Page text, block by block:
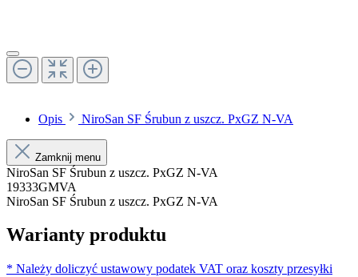
Opis NiroSan SF Śrubun z uszcz. PxGZ N-VA
Zamknij menu
NiroSan SF Śrubun z uszcz. PxGZ N-VA
19333GMVA
NiroSan SF Śrubun z uszcz. PxGZ N-VA
Warianty produktu
* Należy doliczyć ustawowy podatek VAT oraz koszty przesyłki